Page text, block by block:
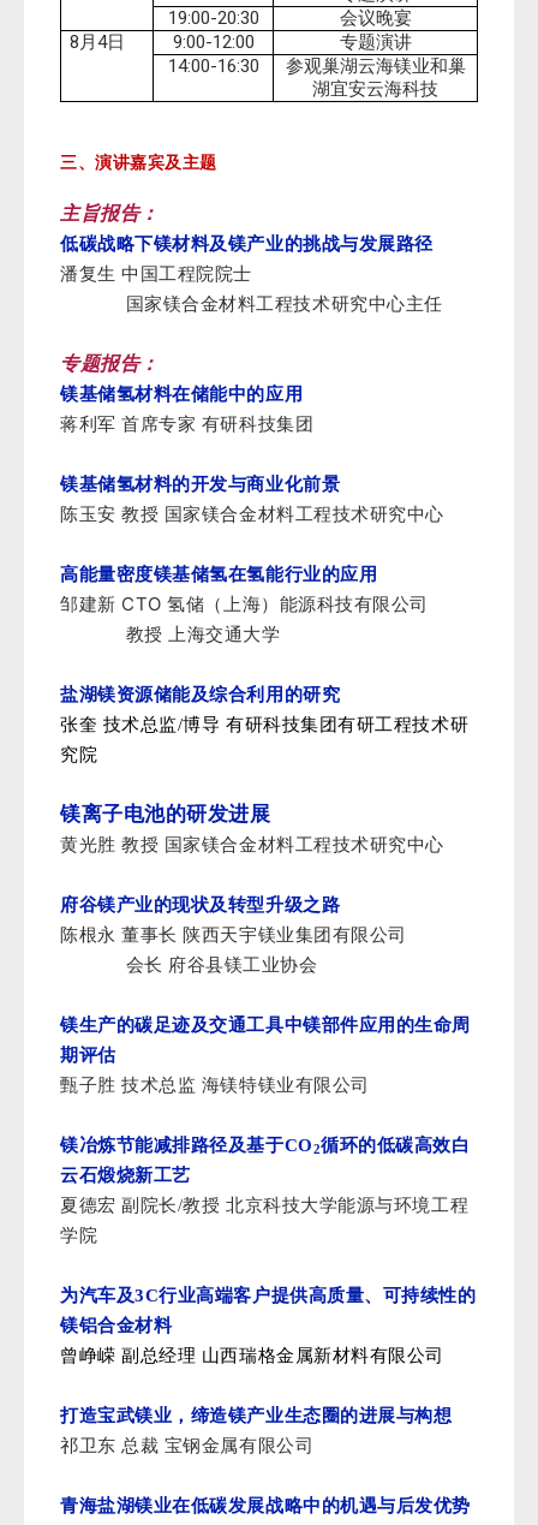
19:00-20:30 会议晚宴
8 月4日 9:00-12:00 专题演讲
14:00-16:30
参观巢湖云海镁业和巢
湖宜安云海科技
三、演讲嘉宾及主题
主旨报告：
低碳战略下镁材料及镁产业的挑战与发展路径
潘复生 中国工程院院士
国家镁合金材料工程技术研究中心主任
专题报告：
镁基储氢材料在储能中的应用
蒋利军 首席专家 有研科技集团
镁基储氢材料的开发与商业化前景
陈玉安 教授 国家镁合金材料工程技术研究中心
高能量密度镁基储氢在氢能行业的应用
邹建新 CTO氢储（上海）能源科技有限公司
教授 上海交通大学
盐湖镁资源储能及综合利用的研究
张奎 技术总监/博导 有研科技集团有研工程技术研
究院
镁离子电池的研发进展
黄光胜 教授 国家镁合金材料工程技术研究中心
府谷镁产业的现状及转型升级之路
陈根永 董事长 陕西天宇镁业集团有限公司
会长 府谷县镁工业协会
镁生产的碳足迹及交通工具中镁部件应用的生命周
期评估
甄子胜 技术总监 海镁特镁业有限公司
镁冶炼节能减排路径及基于CO2循环的低碳高效白
云石煅烧新工艺
夏德宏 副院长/教授 北京科技大学能源与环境工程
学院
为汽车及3C行业高端客户提供高质量、可持续性的
镁铝合金材料
曾峥嵘 副总经理 山西瑞格金属新材料有限公司
打造宝武镁业，缔造镁产业生态圈的进展与构想
祁卫东 总裁 宝钢金属有限公司
青海盐湖镁业在低碳发展战略中的机遇与后发优势